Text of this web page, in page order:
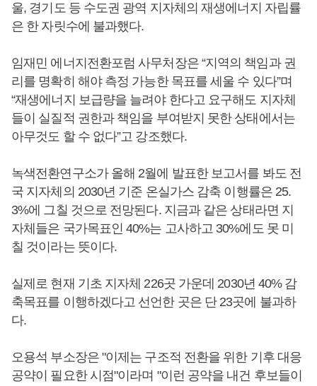
울, 경기도 등 수도권 광역 지자체의 재생에너지 자립률
은 한 자릿수에 불과했다.
임재민 에너지전환포럼 사무처장은 “지역의 책임과 권
리를 명확히 해야 측정 가능한 목표를 세울 수 있다”며
“재생에너지 보급량을 늘려야 한다고 요구해도 지자체
들이 실질적 권한과 책임을 부여받지 못한 상태에서는
아무것도 할 수 없다”고 강조했다.
녹색전환연구소가 올해 2월에 발표한 보고서를 봐도 전
국 지자체의 2030년 기준 온실가스 감축 이행률은 25.
3%에 그칠 것으로 전망된다. 지금과 같은 상태라면 지
자체들은 국가목표인 40%는 고사하고 30%에도 못 미
칠 것이라는 뜻이다.
실제로 현재 기초 지자체 226곳 가운데 2030년 40% 감
축목표를 이행하겠다고 선언한 곳은 단 23곳에 불과하
다.
오용석 부소장은 "이제는 구조적 전환을 위한 기후 대응
공약이 필요한 시점"이라며 "이런 공약을 내건 후보들이